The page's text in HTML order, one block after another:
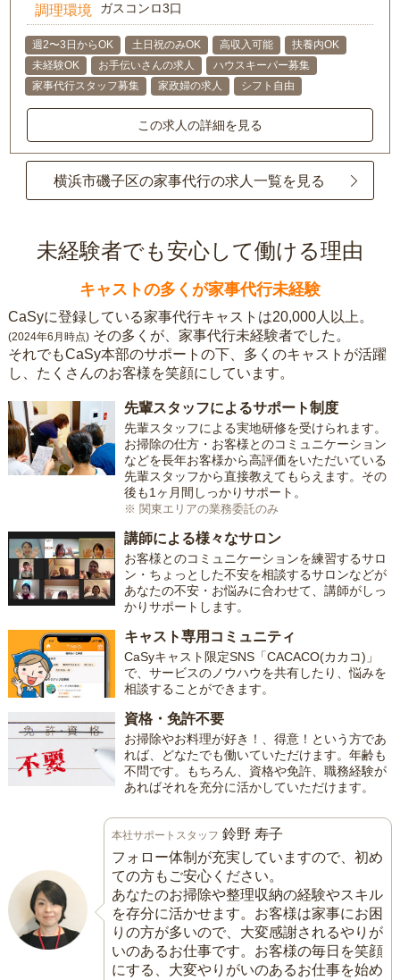
調理環境 ガスコンロ3口
週2〜3日からOK 土日祝のみOK 高収入可能
扶養内OK
未経験OK
お手伝いさんの求人
ハウスキーパー募集
家事代行スタッフ募集
家政婦の求人 シフト自由
この求人の詳細を見る
横浜市磯子区の家事代行の求人一覧を見る
未経験者でも安心して働ける理由
キャストの多くが家事代行未経験
CaSyに登録している家事代行キャストは20,000人以上。
(2024年6月時点) その多くが、家事代行未経験者でした。
それでもCaSy本部のサポートの下、多くのキャストが活躍
し、たくさんのお客様を笑顔にしています。
先輩スタッフによるサポート制度
先輩スタッフによる実地研修を受けられます。
お掃除の仕方・お客様とのコミュニケーション
などを長年お客様から高評価をいただいている
先輩スタッフから直接教えてもらえます。その
後も1ヶ月間しっかりサポート。
※ 関東エリアの業務委託のみ
講師による様々なサロン
お客様とのコミュニケーションを練習するサロ
ン・ちょっとした不安を相談するサロンなどが
あなたの不安・お悩みに合わせて、講師がしっ
かりサポートします。
キャスト専用コミュニティ
CaSyキャスト限定SNS「CACACO(カカコ)」
で、サービスのノウハウを共有したり、悩みを
相談することができます。
資格・免許不要
お掃除やお料理が好き！、得意！という方であ
れば、どなたでも働いていただけます。年齢も
不問です。もちろん、資格や免許、職務経験が
あればそれを充分に活かしていただけます。
本社サポートスタッフ 鈴野 寿子
フォロー体制が充実していますので、初め
ての方もご安心ください。
あなたのお掃除や整理収納の経験やスキル
を存分に活かせます。お客様は家事にお困
りの方が多いので、大変感謝されるやりが
いのあるお仕事です。お客様の毎日を笑顔
にする、大変やりがいのあるお仕事を始め